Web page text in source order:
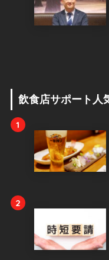
飲食店サポート人
1
2